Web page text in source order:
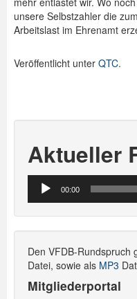
unsere Selbstzahler die
Arbeitslast im Ehrenamt
Veröffentlicht unter QTC.
Aktueller
Audio-
Player
00:00
Den VFDB-Rundspruch
Datei, sowie als MP3
Mitgliederportal